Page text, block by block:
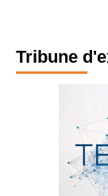
Tribune